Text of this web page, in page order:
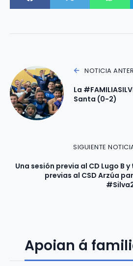
NOTICIA
La
Santa (0-2)
SIGUIENTE
Una sesión previa al CD Lugo B y
previas al CSD Arzúa
Apoian á